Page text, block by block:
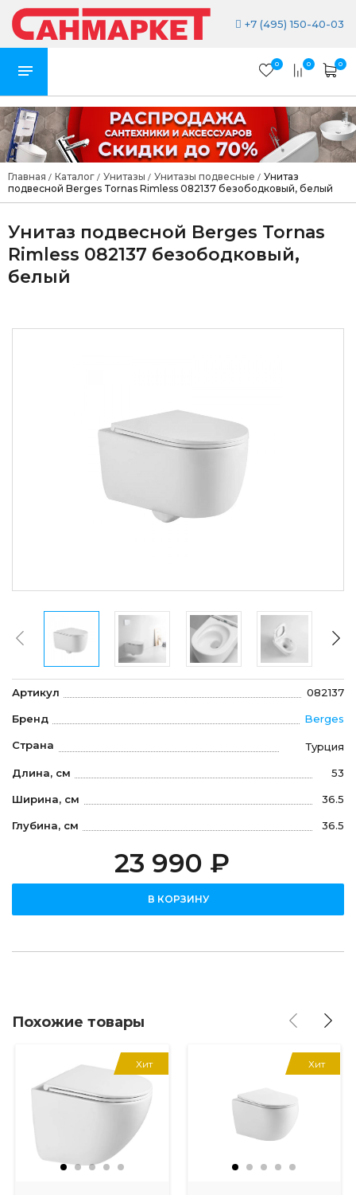
+7 (495) 150-40-03
0 0 0
Главная / Каталог / Унитазы / Унитазы подвесные / Унитаз
подвесной Berges Tornas Rimless 082137 безободковый, белый
Унитаз подвесной Berges Tornas
Rimless 082137 безободковый,
белый
Артикул 082137
Бренд Berges
Страна Турция
Длина, см 53
Ширина, см 36.5
Глубина, см 36.5
23 990 ₽
В КОРЗИНУ
Похожие товары
Хит Хит